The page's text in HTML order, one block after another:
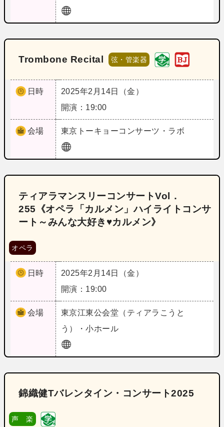
Trombone Recital 弦・管楽器
日時
2025年2月14日（金）
開演：19:00
会場 東京 トーキョーコンサーツ・ラボ
ティアラマンスリーコンサートVol．
255《オペラ「カルメン」ハイライトコンサ
ート～みんな大好き♥カルメン》
オペラ
日時
2025年2月14日（金）
開演：19:00
会場 東京江東公会堂（ティアラこうと
う）・小ホール
錦織健Tバレンタイン・コンサート2025
声 楽